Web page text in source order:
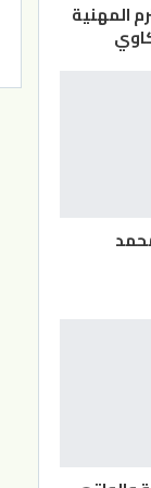
المهنية